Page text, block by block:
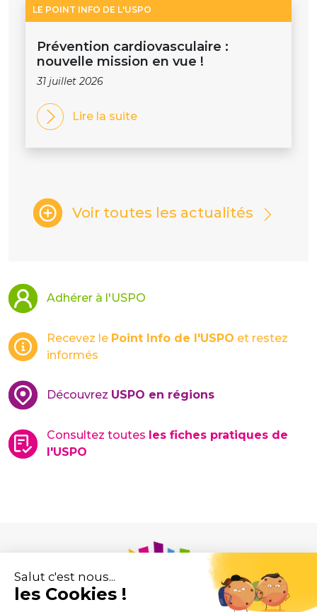
LE POINT INFO DE L'USPO
Prévention cardiovasculaire :
nouvelle mission en vue !
31 juillet 2026
Lire la suite
Voir toutes les actualités
Adhérer à l'USPO
Recevez le Point Info de l'USPO et restez
informés
Découvrez USPO en régions
Consultez toutes les fiches pratiques de
l'USPO